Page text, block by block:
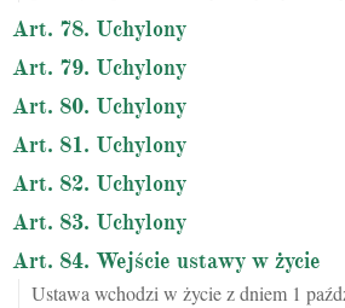
Art. 78. Uchylony
Art. 79. Uchylony
Art. 80. Uchylony
Art. 81. Uchylony
Art. 82. Uchylony
Art. 83. Uchylony
Art. 84. Wejście ustawy w życie
Ustawa wchodzi w życie z dniem 1